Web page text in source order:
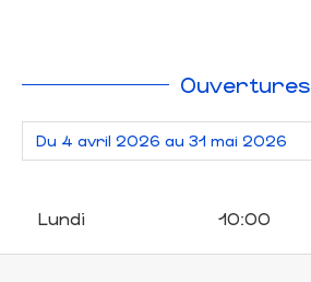
Ouvertures
Lundi 10:00